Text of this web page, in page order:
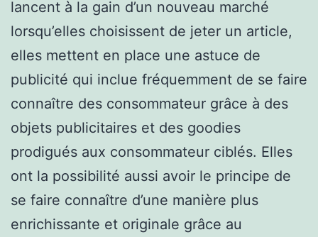
lancent à la gain d’un nouveau marché
lorsqu’elles choisissent de jeter un article,
elles mettent en place une astuce de
publicité qui inclue fréquemment de se faire
connaître des consommateur grâce à des
objets publicitaires et des goodies
prodigués aux consommateur ciblés. Elles
ont la possibilité aussi avoir le principe de
se faire connaître d’une manière plus
enrichissante et originale grâce au